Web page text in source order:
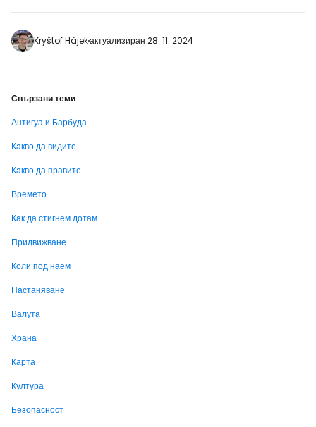
canopy&aid=2405297] В гъсто
залесената югозападна вътрешност на
Kryštof Hájekактуализиран 28. 11. 2024
Свързани теми
Антигуа и Барбуда
Какво да видите
Какво да правите
Времето
Как да стигнем дотам
Придвижване
Коли под наем
Настаняване
Валута
Храна
Карта
Култура
Безопасност